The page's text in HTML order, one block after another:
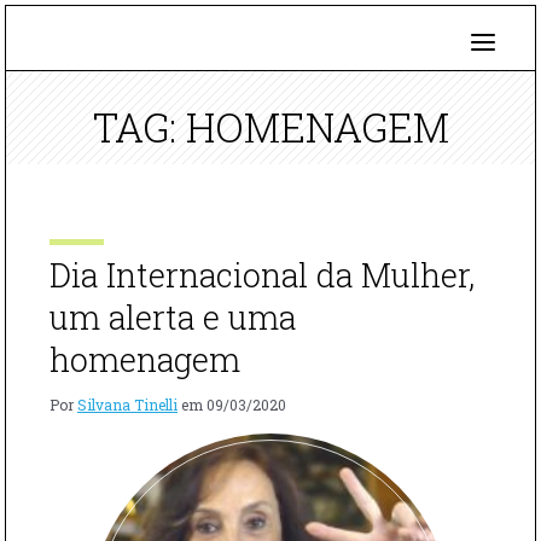
TAG: HOMENAGEM
Dia Internacional da Mulher,
um alerta e uma
homenagem
PorSilvana Tinelli em 09/03/2020